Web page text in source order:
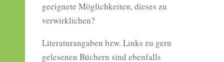
geeignete Möglichkeiten, dieses zu
verwirklichen?
Literaturangaben bzw. Links zu gern
gelesenen Büchern sind ebenfalls